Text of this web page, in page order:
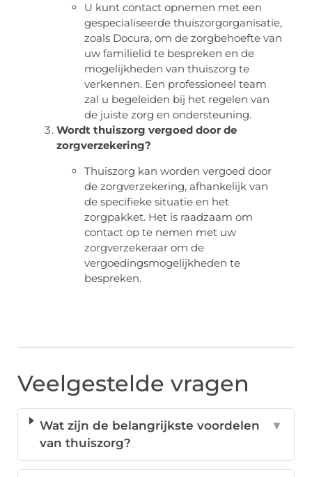
U kunt contact opnemen met een
gespecialiseerde thuiszorgorganisatie,
zoals Docura, om de zorgbehoefte van
uw familielid te bespreken en de
mogelijkheden van thuiszorg te
verkennen. Een professioneel team
zal u begeleiden bij het regelen van
de juiste zorg en ondersteuning.
Wordt thuiszorg vergoed door de
zorgverzekering?
Thuiszorg kan worden vergoed door
de zorgverzekering, afhankelijk van
de specifieke situatie en het
zorgpakket. Het is raadzaam om
contact op te nemen met uw
zorgverzekeraar om de
vergoedingsmogelijkheden te
bespreken.
Veelgestelde vragen
Wat zijn de belangrijkste voordelen
van thuiszorg?
▼